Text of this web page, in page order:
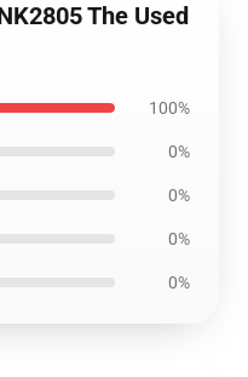
The Used
100%
0%
0%
0%
0%